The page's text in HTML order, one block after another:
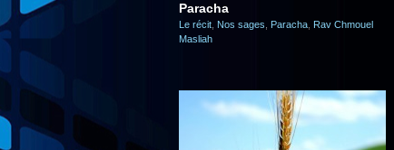
Paracha
Le récit Nos sages Paracha Rav Chmouel
Masliah